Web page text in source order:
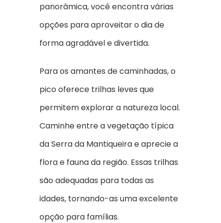
panorâmica, você encontra várias
opções para aproveitar o dia de
forma agradável e divertida.
Para os amantes de caminhadas, o
pico oferece trilhas leves que
permitem explorar a natureza local.
Caminhe entre a vegetação típica
da Serra da Mantiqueira e aprecie a
flora e fauna da região. Essas trilhas
são adequadas para todas as
idades, tornando-as uma excelente
opção para famílias.